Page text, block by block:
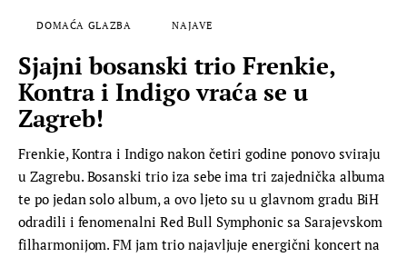
DOMAĆA GLAZBA NAJAVE
Sjajni bosanski trio Frenkie,
Kontra i Indigo vraća se u
Zagreb!
Frenkie, Kontra i Indigo nakon četiri godine ponovo sviraju
u Zagrebu. Bosanski trio iza sebe ima tri zajednička albuma
te po jedan solo album, a ovo ljeto su u glavnom gradu BiH
odradili i fenomenalni Red Bull Symphonic sa Sarajevskom
filharmonijom. FM jam trio najavljuje energični koncert na